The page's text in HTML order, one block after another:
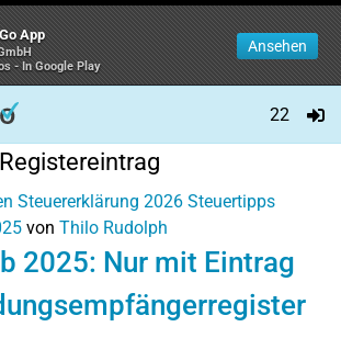
App
- In Google Play
Ansehen
22
Registereintrag
Steuererklärung 2026 Steuertipps
von Thilo Rudolph
2025: Nur mit Eintrag